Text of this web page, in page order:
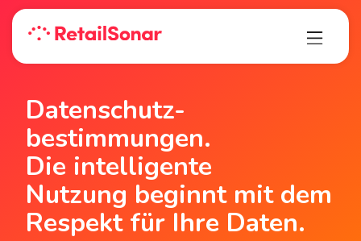
Datenschutz-
bestimmungen.
Die intelligente
Nutzung beginnt mit dem
Respekt für Ihre Daten.